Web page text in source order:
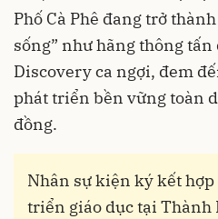
Phố Cà Phê đang trở
sống” như hãng thông
Discovery ca ngợi, đem
phát triển bền vững toàn
đồng.
Nhân sự kiện ký kết
triển giáo dục tại Thành